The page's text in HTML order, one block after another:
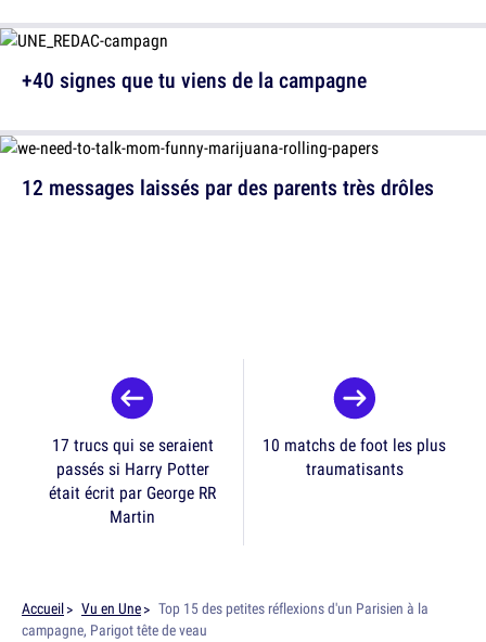
12 messages laissés par des parents très drôles
+40 signes que tu viens de la campagne
17 trucs qui se seraient
passés si Harry Potter
était écrit par George RR
Martin
10 matchs de foot les plus
traumatisants
Accueil Vu en Une
Top 15 des petites réflexions d'un Parisien à la
campagne, Parigot tête de veau